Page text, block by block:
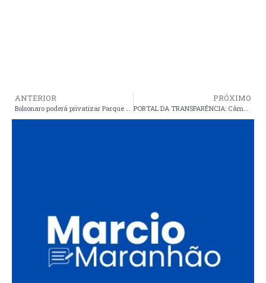
ANTERIOR
Bolsonaro poderá privatizar Parque dos Lençóis Maranhenses
PRÓXIMO
PORTAL DA TRANSPARÊNCIA: Câmara de vereadores e prefeitura de Araioses ainda não cumprem a lei devidamente